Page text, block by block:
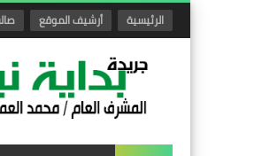
الرئيسية أرشيف الموقع